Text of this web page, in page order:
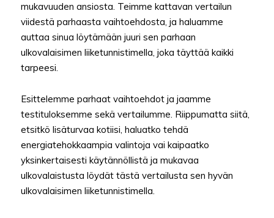
mukavuuden ansiosta. Teimme kattavan vertailun
viidestä parhaasta vaihtoehdosta, ja haluamme
auttaa sinua löytämään juuri sen parhaan
ulkovalaisimen liiketunnistimella, joka täyttää kaikki
tarpeesi.
Esittelemme parhaat vaihtoehdot ja jaamme
testituloksemme sekä vertailumme. Riippumatta siitä,
etsitkö lisäturvaa kotiisi, haluatko tehdä
energiatehokkaampia valintoja vai kaipaatko
yksinkertaisesti käytännöllistä ja mukavaa
ulkovalaistusta löydät tästä vertailusta sen hyvän
ulkovalaisimen liiketunnistimella.